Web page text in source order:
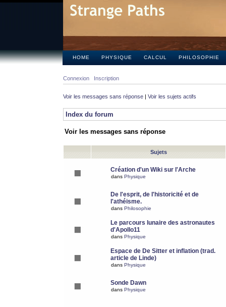
HOME PHYSIQUE CALCUL PHILOSOPHIE
Connexion Inscription
Voir les messages sans réponse | Voir les sujets actifs
Index du forum
Voir les messages sans réponse
Sujets
Création d'un Wiki sur l'Arche
dans Physique
De l'esprit, de l'historicité et de
l'athéisme.
dans Philosophie
Le parcours lunaire des astronautes
d'Apollo11
dans Physique
Espace de De Sitter et inflation (trad.
article de Linde)
dans Physique
Sonde Dawn
dans Physique